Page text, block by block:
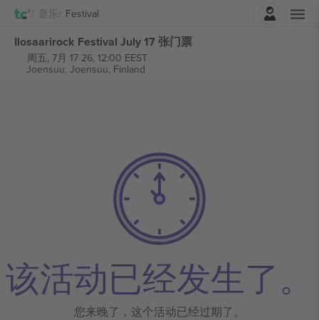
音乐 Festival
Ilosaarirock Festival July 17 张门票
周五, 7月 17 26, 12:00 EEST
Joensuu, Joensuu, Finland
该活动已经发生了。
您来晚了，这个活动已经过期了。